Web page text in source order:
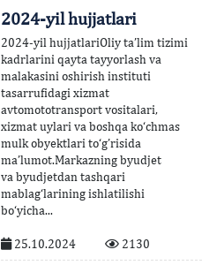
2024-yil hujjatlari
2024-yil hujjatlariOliy ta’lim tizimi
kadrlarini qayta tayyorlash va
malakasini oshirish instituti
tasarrufidagi xizmat
avtomototransport vositalari,
xizmat uylari va boshqa ko‘chmas
mulk obyektlari to‘g’risida
ma’lumot.Markazning byudjet
va byudjetdan tashqari
mablag‘larining ishlatilishi
bo‘yicha...
25.10.2024 2130